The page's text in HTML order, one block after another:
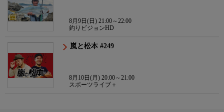
8月9日(日) 21:00～22:00
釣りビジョンHD
嵐と松本 #249
8月10日(月) 20:00～21:00
スポーツライブ＋